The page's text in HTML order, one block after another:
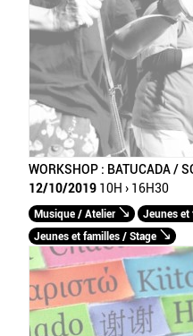
WORKSHOP : BATUCADA /
12/10/2019 10H › 16H30
Musique / Atelier Jeunes et
Jeunes et familles / Stage